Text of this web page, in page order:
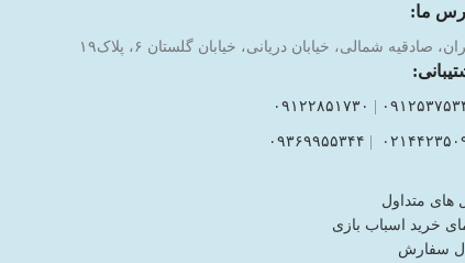
ما:
صادقیه شمالی، خیابان دریانی، خیابان گلستان ۶، پلاک۱۹
۰۹۱۲۲۸۵۱۷۳۰
۰۹۳۶۹۹۵۵۳۴۴
های متداول
خرید اسباب بازی
سفارش